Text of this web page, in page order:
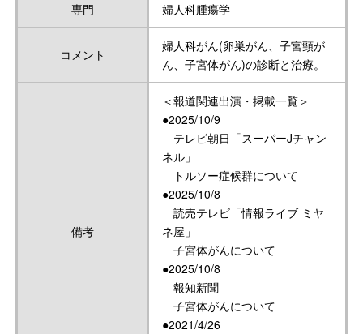
専門 婦人科腫瘍学
コメント
婦人科がん(卵巣がん、子宮頸が
ん、子宮体がん)の診断と治療。
備考
＜報道関連出演・掲載一覧＞
●2025/10/9
テレビ朝日「スーパーJチャン
ネル」
トルソー症候群について
●2025/10/8
読売テレビ「情報ライブ ミヤ
ネ屋」
子宮体がんについて
●2025/10/8
報知新聞
子宮体がんについて
●2021/4/26